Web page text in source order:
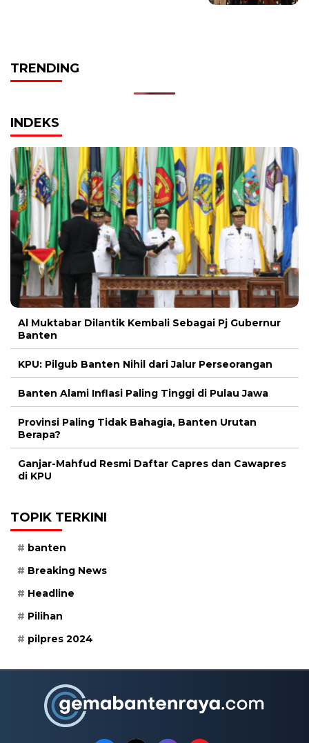
TRENDING
INDEKS
Al Muktabar Dilantik Kembali Sebagai Pj Gubernur
Banten
KPU: Pilgub Banten Nihil dari Jalur Perseorangan
Banten Alami Inflasi Paling Tinggi di Pulau Jawa
Provinsi Paling Tidak Bahagia, Banten Urutan
Berapa?
Ganjar-Mahfud Resmi Daftar Capres dan Cawapres
di KPU
TOPIK TERKINI
banten
Breaking News
Headline
Pilihan
pilpres 2024